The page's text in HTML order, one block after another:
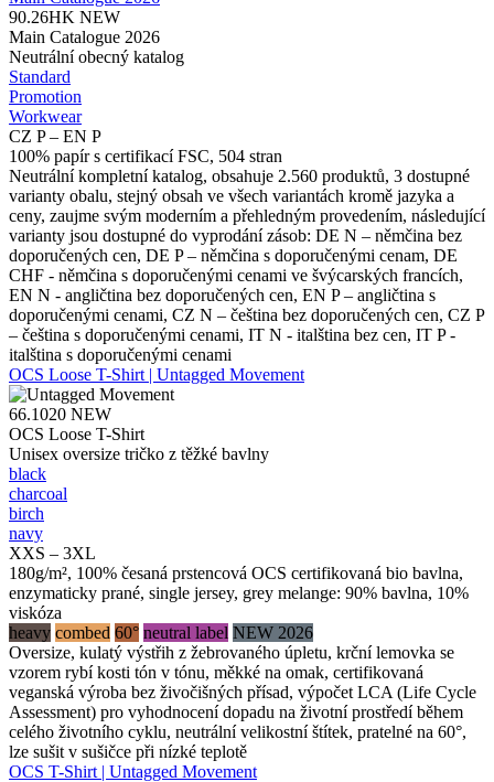
90.26HK NEW
Main Catalogue 2026
Neutrální obecný katalog
Standard
Promotion
Workwear
CZ P – EN P
100% papír s certifikací FSC, 504 stran
Neutrální kompletní katalog, obsahuje 2.560 produktů, 3 dostupné
varianty obalu, stejný obsah ve všech variantách kromě jazyka a
ceny, zaujme svým moderním a přehledným provedením, následující
varianty jsou dostupné do vyprodání zásob: DE N – němčina bez
doporučených cen, DE P – němčina s doporučenými cenam, DE
CHF - němčina s doporučenými cenami ve švýcarských francích,
EN N - angličtina bez doporučených cen, EN P – angličtina s
doporučenými cenami, CZ N – čeština bez doporučených cen, CZ P
– čeština s doporučenými cenami, IT N - italština bez cen, IT P -
italština s doporučenými cenami
OCS Loose T-Shirt | Untagged Movement
66.1020 NEW
OCS Loose T-Shirt
Unisex oversize tričko z těžké bavlny
black
charcoal
birch
navy
XXS – 3XL
180g/m², 100% česaná prstencová OCS certifikovaná bio bavlna,
enzymaticky prané, single jersey, grey melange: 90% bavlna, 10%
viskóza
heavy combed 60° neutral label NEW 2026
Oversize, kulatý výstřih z žebrovaného úpletu, krční lemovka se
vzorem rybí kosti tón v tónu, měkké na omak, certifikovaná
veganská výroba bez živočišných přísad, výpočet LCA (Life Cycle
Assessment) pro vyhodnocení dopadu na životní prostředí během
celého životního cyklu, neutrální velikostní štítek, pratelné na 60°,
lze sušit v sušičce při nízké teplotě
OCS T-Shirt | Untagged Movement